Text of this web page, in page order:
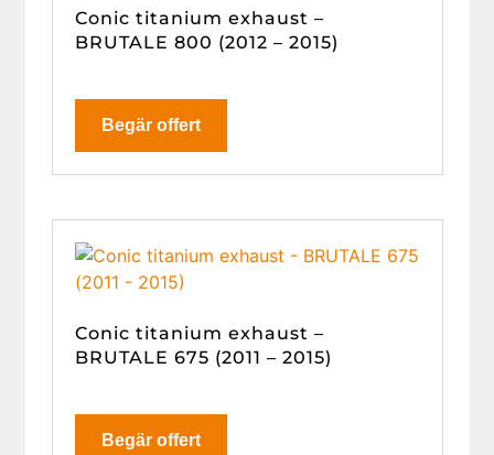
Conic titanium exhaust –
BRUTALE 800 (2012 – 2015)
Begär offert
Conic titanium exhaust –
BRUTALE 675 (2011 – 2015)
Begär offert